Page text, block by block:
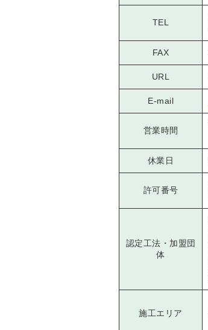
TEL
FAX
URL
E-mail
営業時間
休業日
許可番号
認定工法・加盟団
体
施工エリア